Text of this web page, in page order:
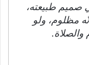
صميم طبيعته،
مظلوم، ولو